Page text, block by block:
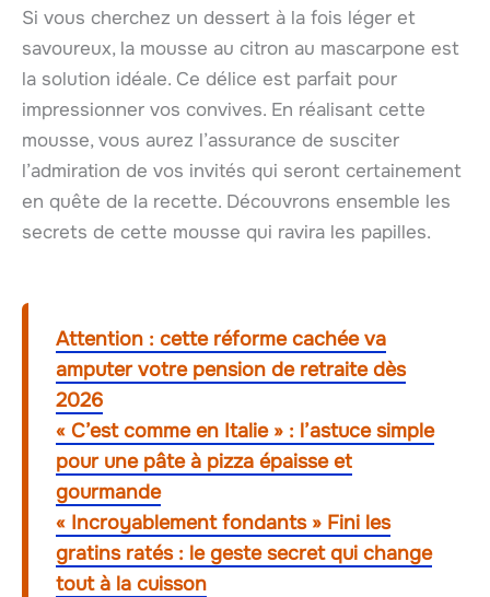
Si vous cherchez un dessert à la fois léger et
savoureux, la mousse au citron au mascarpone est
la solution idéale. Ce délice est parfait pour
impressionner vos convives. En réalisant cette
mousse, vous aurez l’assurance de susciter
l’admiration de vos invités qui seront certainement
en quête de la recette. Découvrons ensemble les
secrets de cette mousse qui ravira les papilles.
Attention : cette réforme cachée va
amputer votre pension de retraite dès
2026
« C’est comme en Italie » : l’astuce simple
pour une pâte à pizza épaisse et
gourmande
« Incroyablement fondants » Fini les
gratins ratés : le geste secret qui change
tout à la cuisson